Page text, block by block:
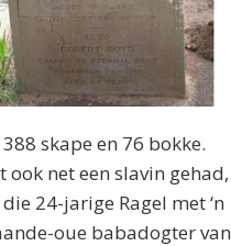
skape en 76 bokke.
ook net een slavin gehad,
24-jarige Ragel met ‘n
oue babadogter van